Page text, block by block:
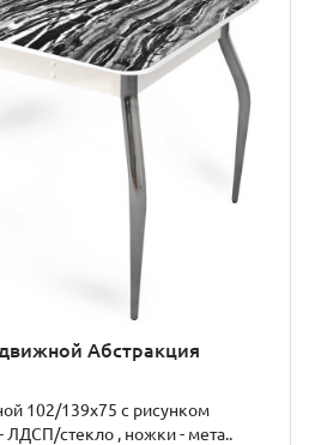
Абстракция
102/139x75 с рисунком
ЛДСП/стекло , ножки - мета..